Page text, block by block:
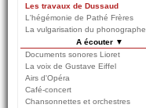
Les travaux de Dussaud
L'hégémonie de Pathé Frères
La vulgarisation du phonographe
A écouter ▼
Documents sonores Lioret
La voix de Gustave Eiffel
Airs d'Opéra
Café-concert
Chansonnettes et orchestres